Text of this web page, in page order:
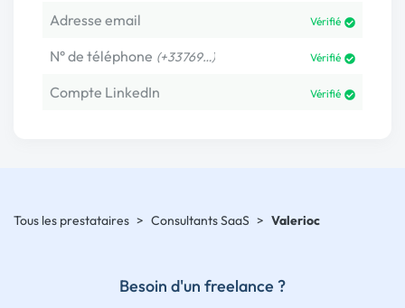
Adresse email Vérifié
N° de téléphone (+33769…) Vérifié
Compte LinkedIn Vérifié
Tous les prestataires > Consultants SaaS > Valerioc
Besoin d'un freelance ?